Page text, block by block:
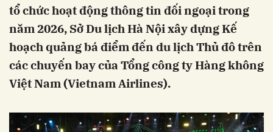
tổ chức hoạt động thông tin đối ngoại trong
năm 2026, Sở Du lịch Hà Nội xây dựng Kế
hoạch quảng bá điểm đến du lịch Thủ đô trên
các chuyến bay của Tổng công ty Hàng không
Việt Nam (Vietnam Airlines).